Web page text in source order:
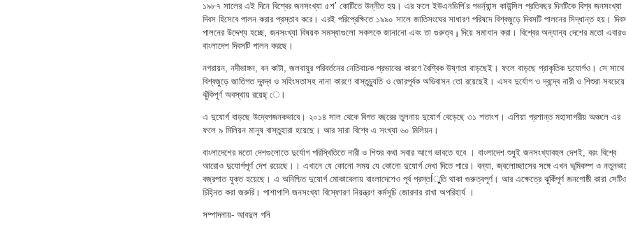
১৯৮৭ সালের এই দিনে বিশ্বের জনসংখ্যা ৫শ’ কোটিতে উন্নীত হয়। এর ফলে ইউএনডিপি’র গভর্ন্যান্স কাউন্সিল প্রতিবছর দিনটিকে বিশ্ব জনসংখ্যা
দিবস হিসেবে পালন করার প্রস্তাব করে। এরই পরিপ্রেক্ষিতে ১৯৯০ সালে জাতিসংঘের সাধারণ পরিষদে বিশ্বজুড়ে দিবসটি পালনের সিদ্ধান্ত হয়।
পালনের উদ্দেশ্য হচ্ছে, জনসংখ্যা বিষয়ক সমস্যাগুলো সকলকে জানানো এবং তা গুরুত্ব ¡ দিয়ে সমাধান করা। বিশ্বের অন্যান্য দেশের মতো এবারও
বাংলাদেশ দিবসটি পালন করছে।
নগরায়ন, নদীভাঙ্গন, বন কাটা, জলবায়ুর পরিবর্তনের নেতিবাচক প্রভাবের কারণে বৈশ্বিক উষ্ণতা বাড়ছেই। ফলে বাড়ছে প্রাকৃতিক দুযোর্গও। সে সাথে
বিশ্বজুড়ে জাতিগত দ্বন্দ্ব ও সহিংসতাসহ নানা কারণে বাস্তুচ্যুতি ও জোরপূর্বক অভিবাসন তো রয়েছেই। এসব দুর্যোগ ও দ্বন্দ্বে নারী ও শিশুরা সবচেয়ে
ঝুঁকিপূর্ণ অবস্থায় রয়েছ্ ে।
এ দুযোর্গ বাড়ছে উদ্বেগজনকভাবে। ২০১৪ সাল থেকে বিগত বছরের তুলনায় দুযোর্গ বেড়েছে ৩১ শতাংশ। এশিয়া প্রশান্ত মহাসাগরীয় অঞ্চলে এর
ফলে ৯ মিলিয়ন মানুষ বাস্তুহারা হয়েছে। আর সারা বিশ্বে এ সংখ্যা ৬০ মিলিয়ন।
বাংলাদেশের মতো দেশগুলোতে দুর্যোগ পরিস্থিতিতে নারী ও শিশুর কথা সবার আগে ভাবতে হবে । বাংলাদেশ শুধুই জনসংখ্যাবহুল দেশই, বরং বিশ্বে
আরোও দুযোর্গপূর্ণ দেশ রয়েছে।। এখানে যে কোনো সময় যে কোনো দুযোর্গ দেখা দিতে পারে। বন্যা, জ্বলোচ্ছাসের সঙ্গে এখন ভূমিকম্প ও
বজ্রপাত যুক্ত হয়েছে। এ অনিশ্চিত দুযোর্গ মোকাবেলায় বাংলাদেশেও পূর্ব প্রস্তÍুুতি থাকা গুরুত্বপূর্ণ। আর এক্ষেত্রে ঝুকিঁপূর্ণ জনগোষ্ঠী কারা সেটিও
চিহ্নিত করা জরুরি। পাশাপাশি জনসংখ্যা বিস্ফোরণ নিয়ন্ত্রণ কর্মসূচি জোরদার রাখা অপরিহার্য ।
সম্পাদনায়- আবদুল গনি